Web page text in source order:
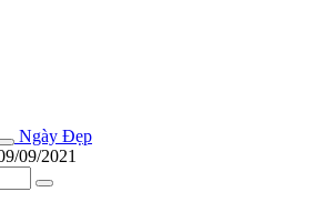
Ngày Đẹp
09/2021